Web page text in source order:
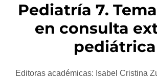
Pediatría 7.
en consulta
pediátrica
Editoras académicas: Isabel Cristina